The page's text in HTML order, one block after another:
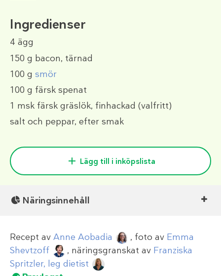
Ingredienser
4 ägg
150 g bacon, tärnad
100 g smör
100 g färsk spenat
1 msk färsk gräslök, finhackad (valfritt)
salt och peppar, efter smak
Lägg till i inköpslista
Näringsinnehåll
Recept av Anne Aobadia , foto av Emma
Shevtzoff
, näringsgranskat av Franziska
Spritzler, leg dietist